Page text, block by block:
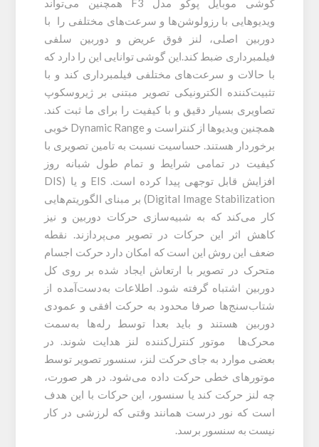
گوشی موبایل پوکو مدل F3 همچنین می‌تواند
ویدیوهایی با رزولوشن‌ها و سرعت‌های مختلفی را با
دوربین اصلی، لنز فوق عریض و دوربین سلفی
فیلمبرداری ضبط کند.این گوشی توانایی این را دارد که
با حالات و سرعت‌های مختلفی فیلمبرداری کند و با
تثبیت‌کننده الکترونیکی تصویر مبتنی بر ژیروسکوپ
تصاویری بسیار دقیق و با کیفیت را برای ما ثبت کند.
همچنین ویدیوها از کنتراست و Dynamic Range خوبی
برخوردار هستند. حساسیت نسبت به تامین تصویری با
کیفیت در تمامی شرایط و تمام طول شبانه روز
افزایش قابل توجهی پیدا کرده است. EIS و یا (DIS
(Digital Image Stabilization بر مبنای الگوریتم‌هایی
کار می‌کند که به شبیه‌سازی حرکات دوربین و نیز
کاهش اثر این حرکات در تصویر می‌پردازند. نقطه
ضعف این روش این است که امکان دارد حرکت اجسام
متحرک در تصویر با ارتعاش ایجاد شده بر روی کل
دوربین اشتباه گرفته شود. اطلاعات به‌دست‌آمده از
شتاب‌سنج‌ها صرفا محدود به حرکت افقی و عمودی
دوربین هستند و باید بعدا توسط رله‌ها به‌سمت
محرک‌ها موتور کنترل‌کننده لنز هدایت شوند. در
بعضی موارد به جای حرکت لنز، سنسور تصویر توسط
موتورهای خطی حرکت داده می‌شود. در هر صورت‌،
چه لنز حرکت کند یا سنسور، این حرکات با این هدف
است که نور درست همانند وقتی که لرزشی در کار
نیست به سنسور برسد.